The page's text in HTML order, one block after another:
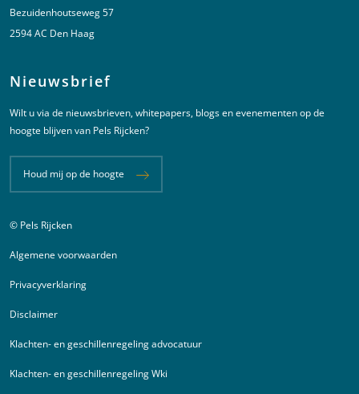
Bezuidenhoutseweg 57
2594 AC Den Haag
Nieuwsbrief
Wilt u via de nieuwsbrieven, whitepapers, blogs en evenementen op de
hoogte blijven van Pels Rijcken?
Houd mij op de hoogte
Juridische informatie
© Pels Rijcken
Algemene voorwaarden
Privacyverklaring
Disclaimer
Klachten- en geschillenregeling advocatuur
Klachten- en geschillenregeling Wki